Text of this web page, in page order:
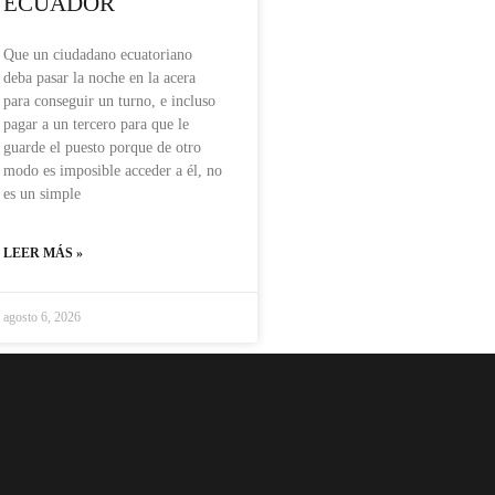
Que un ciudadano ecuatoriano
deba pasar la noche en la acera
para conseguir un turno, e incluso
pagar a un tercero para que le
guarde el puesto porque de otro
modo es imposible acceder a él, no
es un simple
LEER MÁS »
agosto 6, 2026